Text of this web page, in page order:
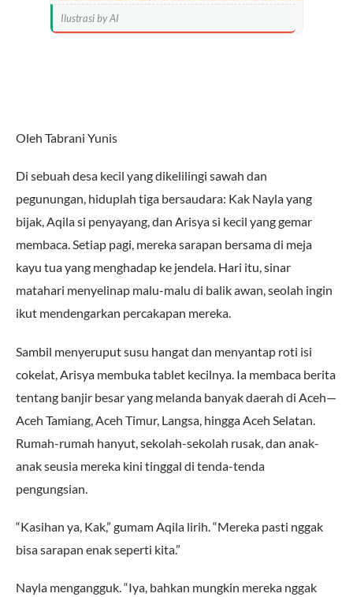
Ilustrasi by AI
Oleh Tabrani Yunis
Di sebuah desa kecil yang dikelilingi sawah dan
pegunungan, hiduplah tiga bersaudara: Kak Nayla yang
bijak, Aqila si penyayang, dan Arisya si kecil yang gemar
membaca. Setiap pagi, mereka sarapan bersama di meja
kayu tua yang menghadap ke jendela. Hari itu, sinar
matahari menyelinap malu-malu di balik awan, seolah ingin
ikut mendengarkan percakapan mereka.
Sambil menyeruput susu hangat dan menyantap roti isi
cokelat, Arisya membuka tablet kecilnya. Ia membaca berita
tentang banjir besar yang melanda banyak daerah di Aceh—
Aceh Tamiang, Aceh Timur, Langsa, hingga Aceh Selatan.
Rumah-rumah hanyut, sekolah-sekolah rusak, dan anak-
anak seusia mereka kini tinggal di tenda-tenda
pengungsian.
“Kasihan ya, Kak,” gumam Aqila lirih. “Mereka pasti nggak
bisa sarapan enak seperti kita.”
Nayla mengangguk. “Iya, bahkan mungkin mereka nggak